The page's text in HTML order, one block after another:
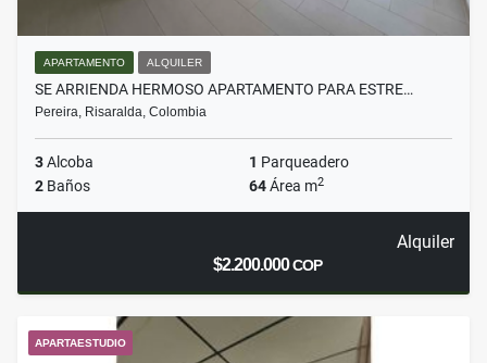
APARTAMENTO ALQUILER
SE ARRIENDA HERMOSO APARTAMENTO PARA ESTRE…
Pereira, Risaralda, Colombia
3Alcoba 1 Parqueadero
2 Baños 64Área m2
Alquiler
$2.200.000COP
APARTAESTUDIO